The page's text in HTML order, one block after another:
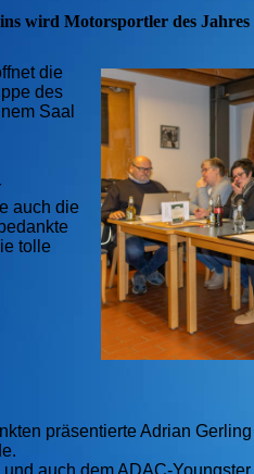
wird Motorsportler des Jahres
die
des
Saal
auch die
tolle
präsentierte Adrian